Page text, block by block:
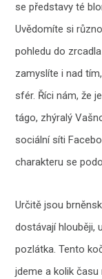
se představy té
Uvědomíte si
pohledu do
zamyslíte i nad
sfér. Říci nám, že
tágo, zhýralý
sociální síti
charakteru se
Určitě jsou
dostávají hlouběji,
pozlátka. Tento
jdeme a kolik